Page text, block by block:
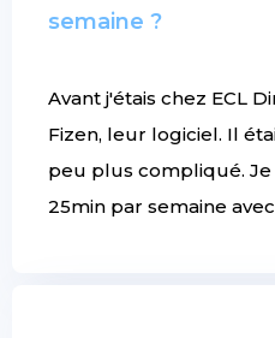
semaine ?
Avant j'étais chez ECL
Fizen, leur logiciel. Il
peu plus compliqué.
25min par semaine